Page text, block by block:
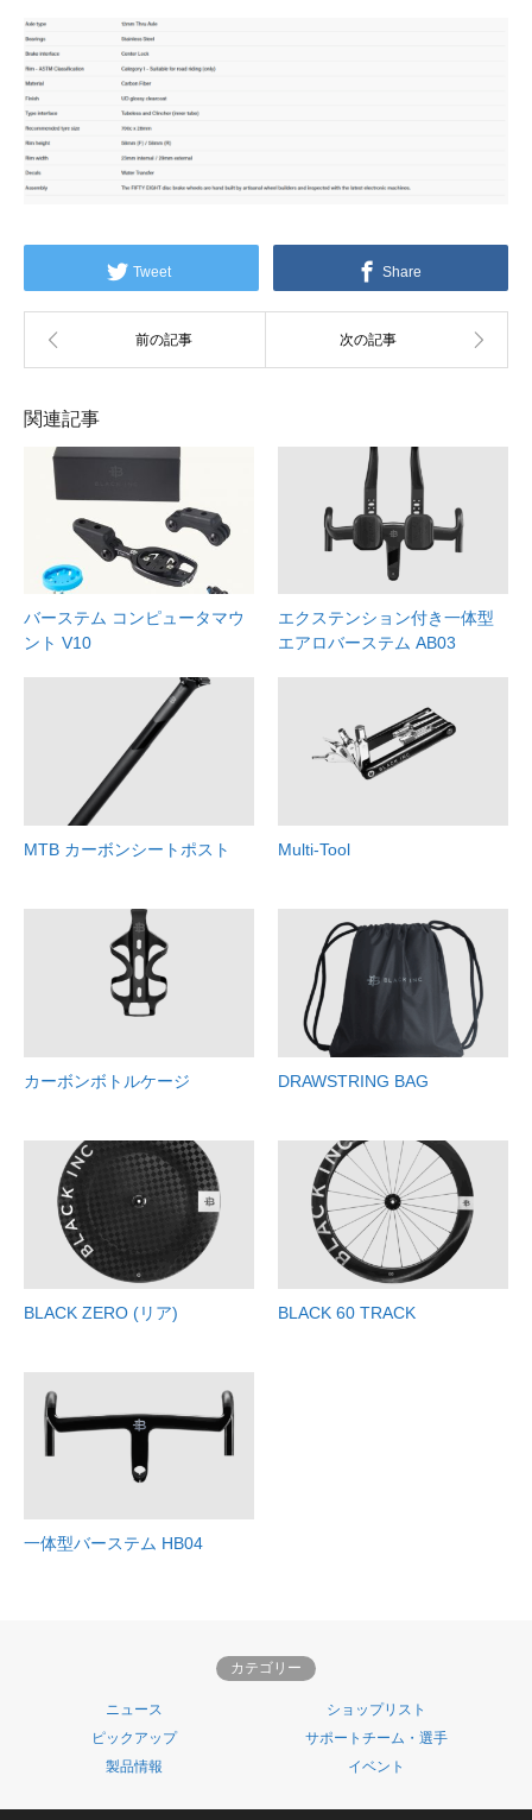
Tweet Share
関連記事
バーステム コンピュータマウ
ント V10
エクステンション付き一体型
エアロバーステム AB03
MTB カーボンシートポスト Multi-Tool
カーボンボトルケージ DRAWSTRING BAG
BLACK ZERO (リア) BLACK 60 TRACK
一体型バーステム HB04
カテゴリー
ニュース
ショップリスト
ピックアップ
サポートチーム・選手
製品情報
イベント